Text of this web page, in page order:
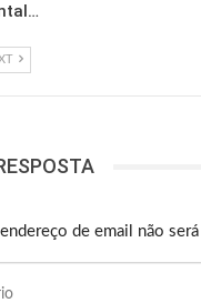
de email não